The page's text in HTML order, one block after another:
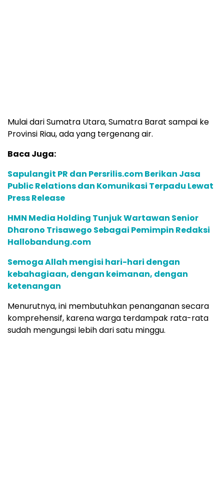
Mulai dari Sumatra Utara, Sumatra Barat sampai ke
Provinsi Riau, ada yang tergenang air.
Baca Juga:
Sapulangit PR dan Persrilis.com Berikan Jasa
Public Relations dan Komunikasi Terpadu Lewat
Press Release
HMN Media Holding Tunjuk Wartawan Senior
Dharono Trisawego Sebagai Pemimpin Redaksi
Hallobandung.com
Semoga Allah mengisi hari-hari dengan
kebahagiaan, dengan keimanan, dengan
ketenangan
Menurutnya, ini membutuhkan penanganan secara
komprehensif, karena warga terdampak rata-rata
sudah mengungsi lebih dari satu minggu.